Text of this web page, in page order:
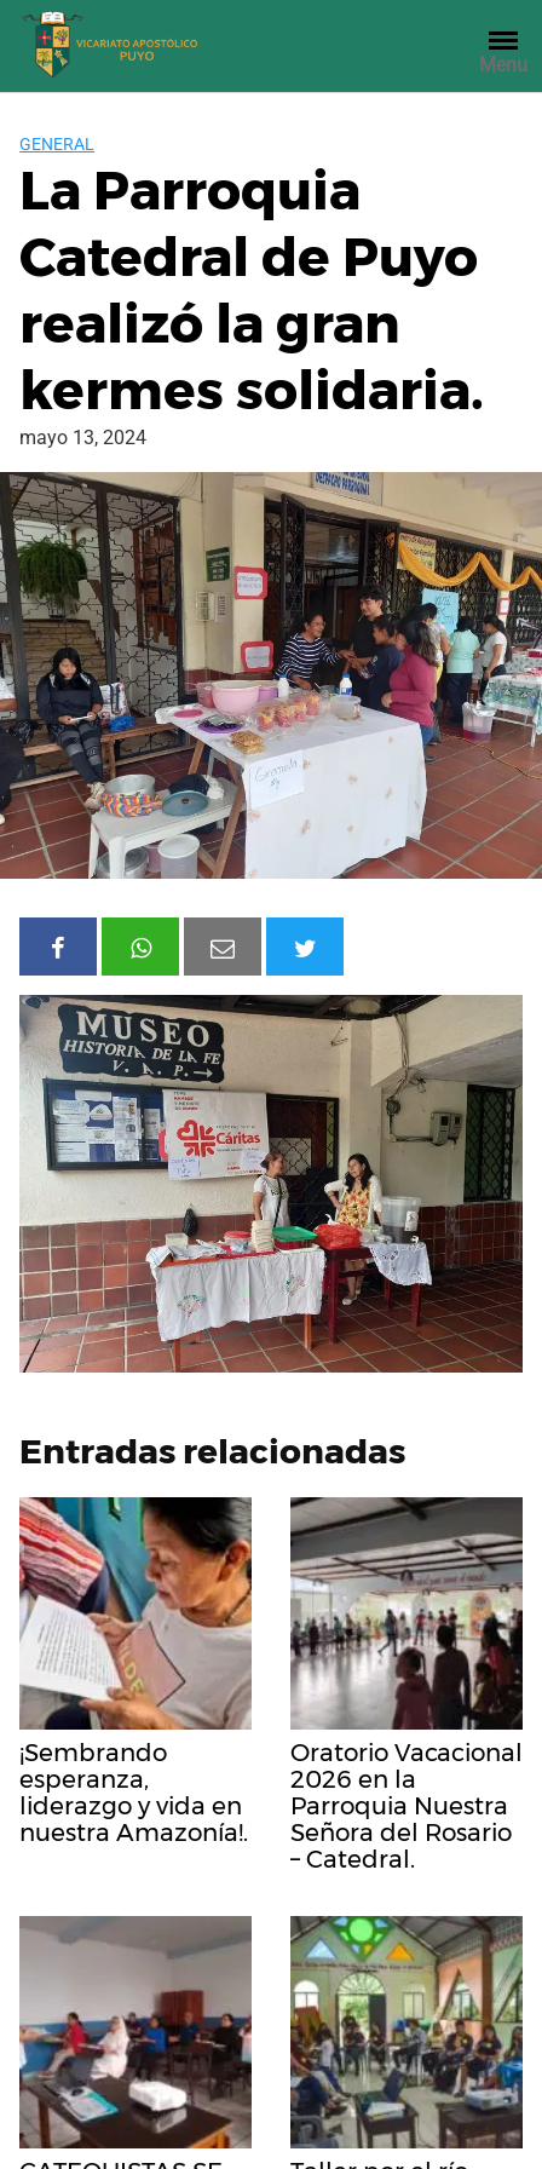
Saltar
contenido
Menu
GENERAL
La Parroquia
Catedral de Puyo
realizó la gran
kermes solidaria.
mayo 13, 2024
Entradas relacionadas
¡Sembrando
esperanza,
liderazgo y vida en
nuestra Amazonía!.
Oratorio Vacacional
2026 en la
Parroquia Nuestra
Señora del Rosario
– Catedral.